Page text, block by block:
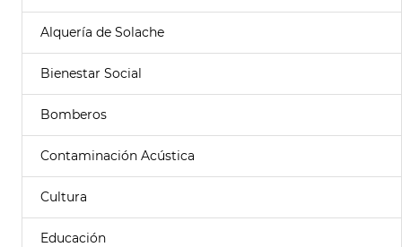
Alquería de Solache
Bienestar Social
Bomberos
Contaminación Acústica
Cultura
Educación